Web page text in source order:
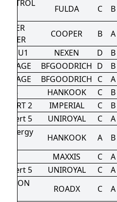
FULDA C B
COOPER B A
SU1
NEXEN D B
BFGOODRICH D B
BFGOODRICH C A
K435
HANKOOK C B
2
IMPERIAL C B
5
UNIROYAL C A
Kinergy
HANKOOK A B
MAXXIS C A
5
UNIROYAL C A
ROADX C A